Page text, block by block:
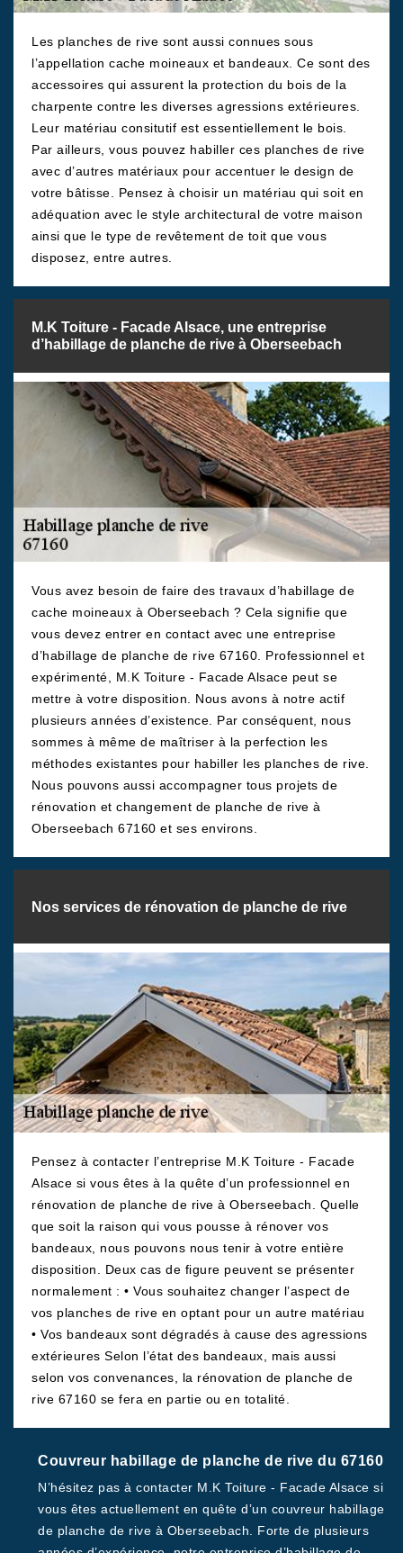
Les planches de rive sont aussi connues sous
l’appellation cache moineaux et bandeaux. Ce sont des
accessoires qui assurent la protection du bois de la
charpente contre les diverses agressions extérieures.
Leur matériau consitutif est essentiellement le bois.
Par ailleurs, vous pouvez habiller ces planches de rive
avec d’autres matériaux pour accentuer le design de
votre bâtisse. Pensez à choisir un matériau qui soit en
adéquation avec le style architectural de votre maison
ainsi que le type de revêtement de toit que vous
disposez, entre autres.
M.K Toiture - Facade Alsace, une entreprise
d’habillage de planche de rive à Oberseebach
Vous avez besoin de faire des travaux d’habillage de
cache moineaux à Oberseebach ? Cela signifie que
vous devez entrer en contact avec une entreprise
d’habillage de planche de rive 67160. Professionnel et
expérimenté, M.K Toiture - Facade Alsace peut se
mettre à votre disposition. Nous avons à notre actif
plusieurs années d’existence. Par conséquent, nous
sommes à même de maîtriser à la perfection les
méthodes existantes pour habiller les planches de rive.
Nous pouvons aussi accompagner tous projets de
rénovation et changement de planche de rive à
Oberseebach 67160 et ses environs.
Nos services de rénovation de planche de rive
Pensez à contacter l’entreprise M.K Toiture - Facade
Alsace si vous êtes à la quête d’un professionnel en
rénovation de planche de rive à Oberseebach. Quelle
que soit la raison qui vous pousse à rénover vos
bandeaux, nous pouvons nous tenir à votre entière
disposition. Deux cas de figure peuvent se présenter
normalement : • Vous souhaitez changer l’aspect de
vos planches de rive en optant pour un autre matériau
• Vos bandeaux sont dégradés à cause des agressions
extérieures Selon l’état des bandeaux, mais aussi
selon vos convenances, la rénovation de planche de
rive 67160 se fera en partie ou en totalité.
Couvreur habillage de planche de rive du 67160
N’hésitez pas à contacter M.K Toiture - Facade Alsace si
vous êtes actuellement en quête d’un couvreur habillage
de planche de rive à Oberseebach. Forte de plusieurs